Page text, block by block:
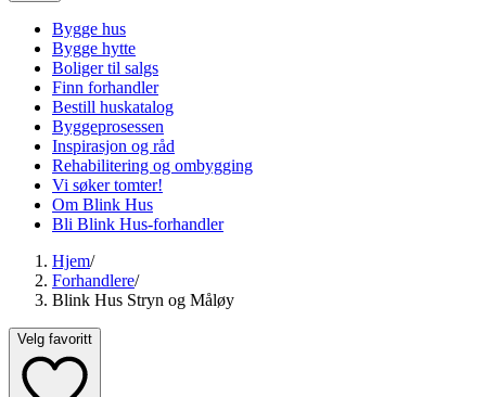
Bygge hus
Bygge hytte
Boliger til salgs
Finn forhandler
Bestill huskatalog
Byggeprosessen
Inspirasjon og råd
Rehabilitering og ombygging
Vi søker tomter!
Om Blink Hus
Bli Blink Hus-forhandler
Hjem/
Forhandlere/
Blink Hus Stryn og Måløy
Velg favoritt